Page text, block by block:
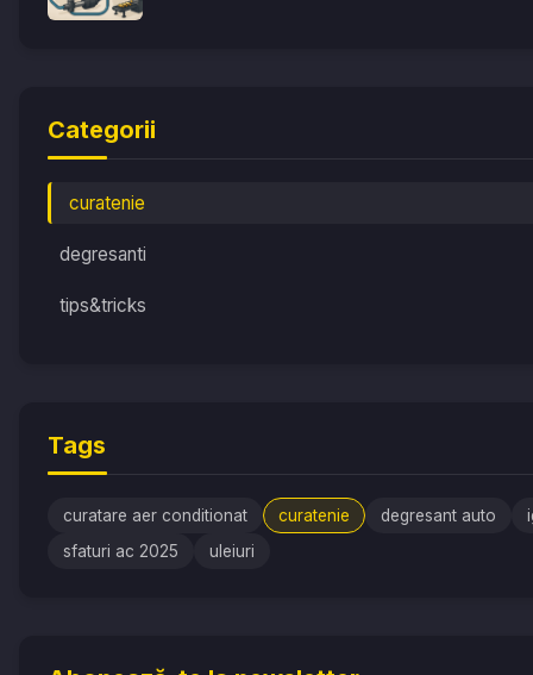
Categorii
curatenie
degresanti
tips&tricks
Tags
curatare aer conditionat curatenie degresant auto
sfaturi ac 2025
uleiuri